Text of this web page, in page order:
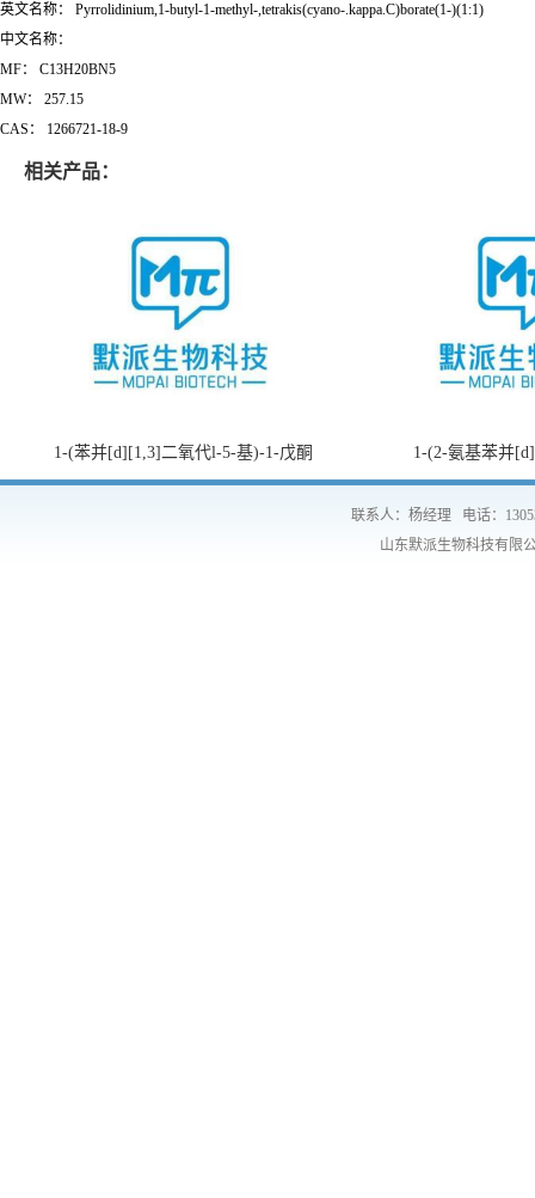
英文名称： Pyrrolidinium,1-butyl-1-methyl-,tetrakis(cyano-.kappa.C)borate(1-)(1:1)
中文名称：
MF： C13H20BN5
MW： 257.15
CAS：
1266721-18-9
相关产品：
1-(苯并[d][1,3]二氧代l-5-基)-1-戊酮 1-(2-氨基苯并
联系人：杨经理 电话：
山东默派生物科技有限